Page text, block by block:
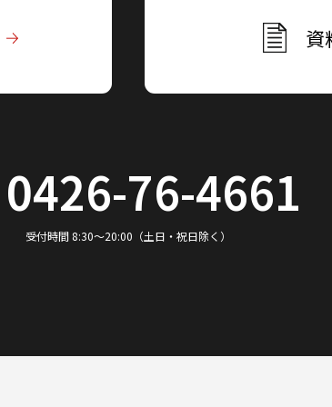
資
0426-76-4661
受付時間 8:30～20:00（土日・祝日除く）